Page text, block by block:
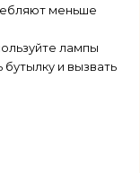
меньше
лампы
бутылку и вызвать